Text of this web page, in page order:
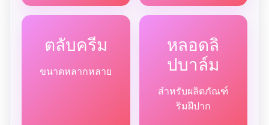
ตลับครีม
ขนาดหลากหลาย
หลอดลิ
ปบาล์ม
สำหรับผลิตภัณฑ์
ริมฝีปาก